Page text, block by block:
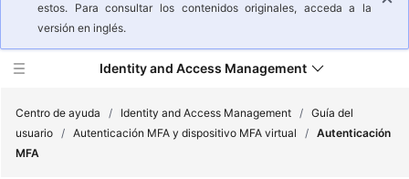
estos. Para consultar los contenidos originales, acceda a la
versión en inglés.
Identity and Access Management
Centro de ayuda / Identity and Access Management / Guía del
usuario / Autenticación MFA y dispositivo MFA virtual / Autenticación
MFA